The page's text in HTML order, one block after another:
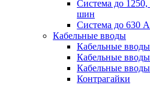
Система до
шин
Система до 630
Кабельные вводы
Кабельные
Кабельные
Кабельные вводы
Контрагайки